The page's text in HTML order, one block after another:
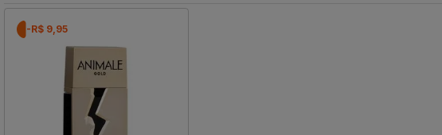
-R$ 9,95